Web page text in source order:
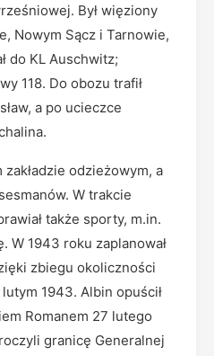
Był więziony
Nowym Sącz i Tarnowie,
do KL Auschwitz;
118. Do obozu trafił
a po ucieczce
zakładzie odzieżowym, a
W trakcie
także sporty, m.in.
W 1943 roku zaplanował
zbiegu okoliczności
1943. Albin opuścił
Romanem 27 lutego
granicę Generalnej